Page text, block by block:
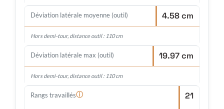
Déviation latérale moyenne (outil) 4.58 cm
Hors demi-tour, distance outil : 110 cm
Déviation latérale max (outil) 19.97 cm
Hors demi-tour, distance outil : 110 cm
Rangs travaillésⓘ 21